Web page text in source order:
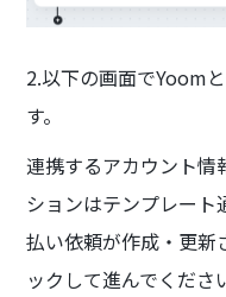
2.以下の画面でYoom
す。
連携するアカウント情
ションはテンプレー
払い依頼が作成・更新
ックして進んでくださ